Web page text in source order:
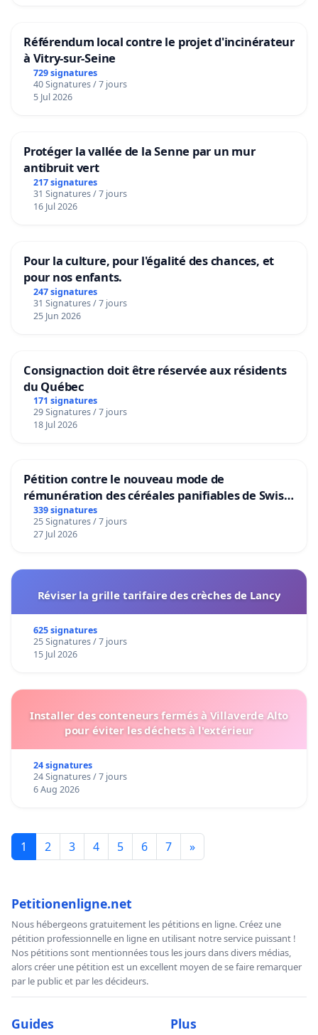
Référendum local contre le projet d'incinérateur
à Vitry-sur-Seine
729 signatures
40 Signatures / 7 jours
5 Jul 2026
Protéger la vallée de la Senne par un mur
antibruit vert
217 signatures
31 Signatures / 7 jours
16 Jul 2026
Pour la culture, pour l'égalité des chances, et
pour nos enfants.
247 signatures
31 Signatures / 7 jours
25 Jun 2026
Consignaction doit être réservée aux résidents
du Québec
171 signatures
29 Signatures / 7 jours
18 Jul 2026
Pétition contre le nouveau mode de
rémunération des céréales panifiables de Swiss
granum basé sur la teneur en protéines
339 signatures
25 Signatures / 7 jours
27 Jul 2026
Réviser la grille tarifaire des crèches de Lancy
625 signatures
25 Signatures / 7 jours
15 Jul 2026
Installer des conteneurs fermés à Villaverde Alto
pour éviter les déchets à l'extérieur
24 signatures
24 Signatures / 7 jours
6 Aug 2026
1 2 3 4 5 6 7 »
Petitionenligne.net
Nous hébergeons gratuitement les pétitions en ligne. Créez une
pétition professionnelle en ligne en utilisant notre service puissant !
Nos pétitions sont mentionnées tous les jours dans divers médias,
alors créer une pétition est un excellent moyen de se faire remarquer
par le public et par les décideurs.
Guides Plus